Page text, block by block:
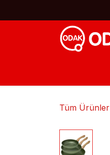
Tüm Ürünler